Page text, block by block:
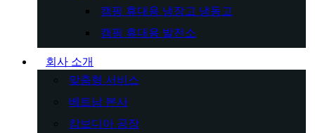
캠핑 휴대용 냉장고 냉동고
캠핑 휴대용 발전소
회사 소개
맞춤형 서비스
베트남 본사
캄보디아 공장